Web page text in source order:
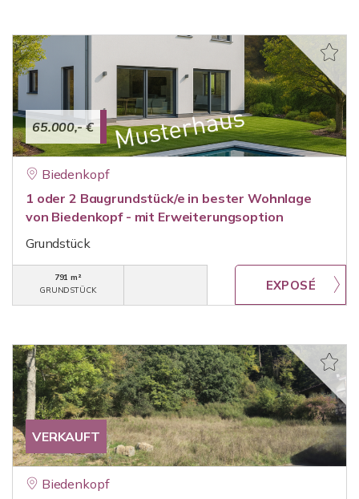
65.000,- €
Biedenkopf
1 oder 2 Baugrundstück/e in bester Wohnlage
von Biedenkopf - mit Erweiterungsoption
Grundstück
791 m²
GRUNDSTÜCK
VERKAUFT
Biedenkopf